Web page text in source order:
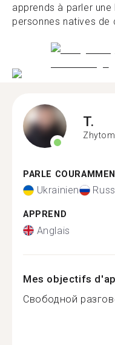
apprends à parler
personnes natives de
T.
PARLE
Ukrainien
APPREND
Anglais
Mes objectifs
Свободной